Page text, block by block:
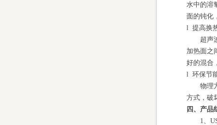
水中的溶
面的钝化
l 提高换
超声
加热面之
好的混合
l 环保节
物理
方式，破
四、产品
1、